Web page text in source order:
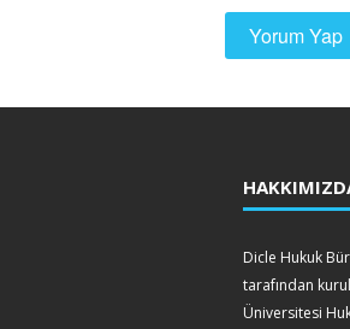
Dicle Hukuk
tarafından
Üniversitesi